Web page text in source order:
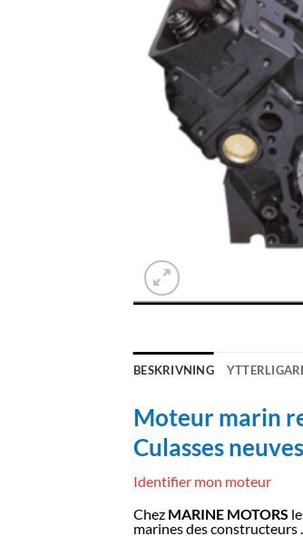
BESKRIVNING
Moteur marin
Culasses neuves
Identifier mon moteur
Chez MARINE MOTORS
marines des constructeurs .